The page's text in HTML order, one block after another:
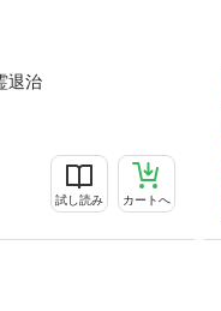
退治
試し読み カートへ